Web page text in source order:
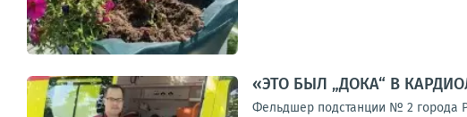
«ЭТО БЫЛ „ДОКА“ В
Фельдшер подстанции № 2 города